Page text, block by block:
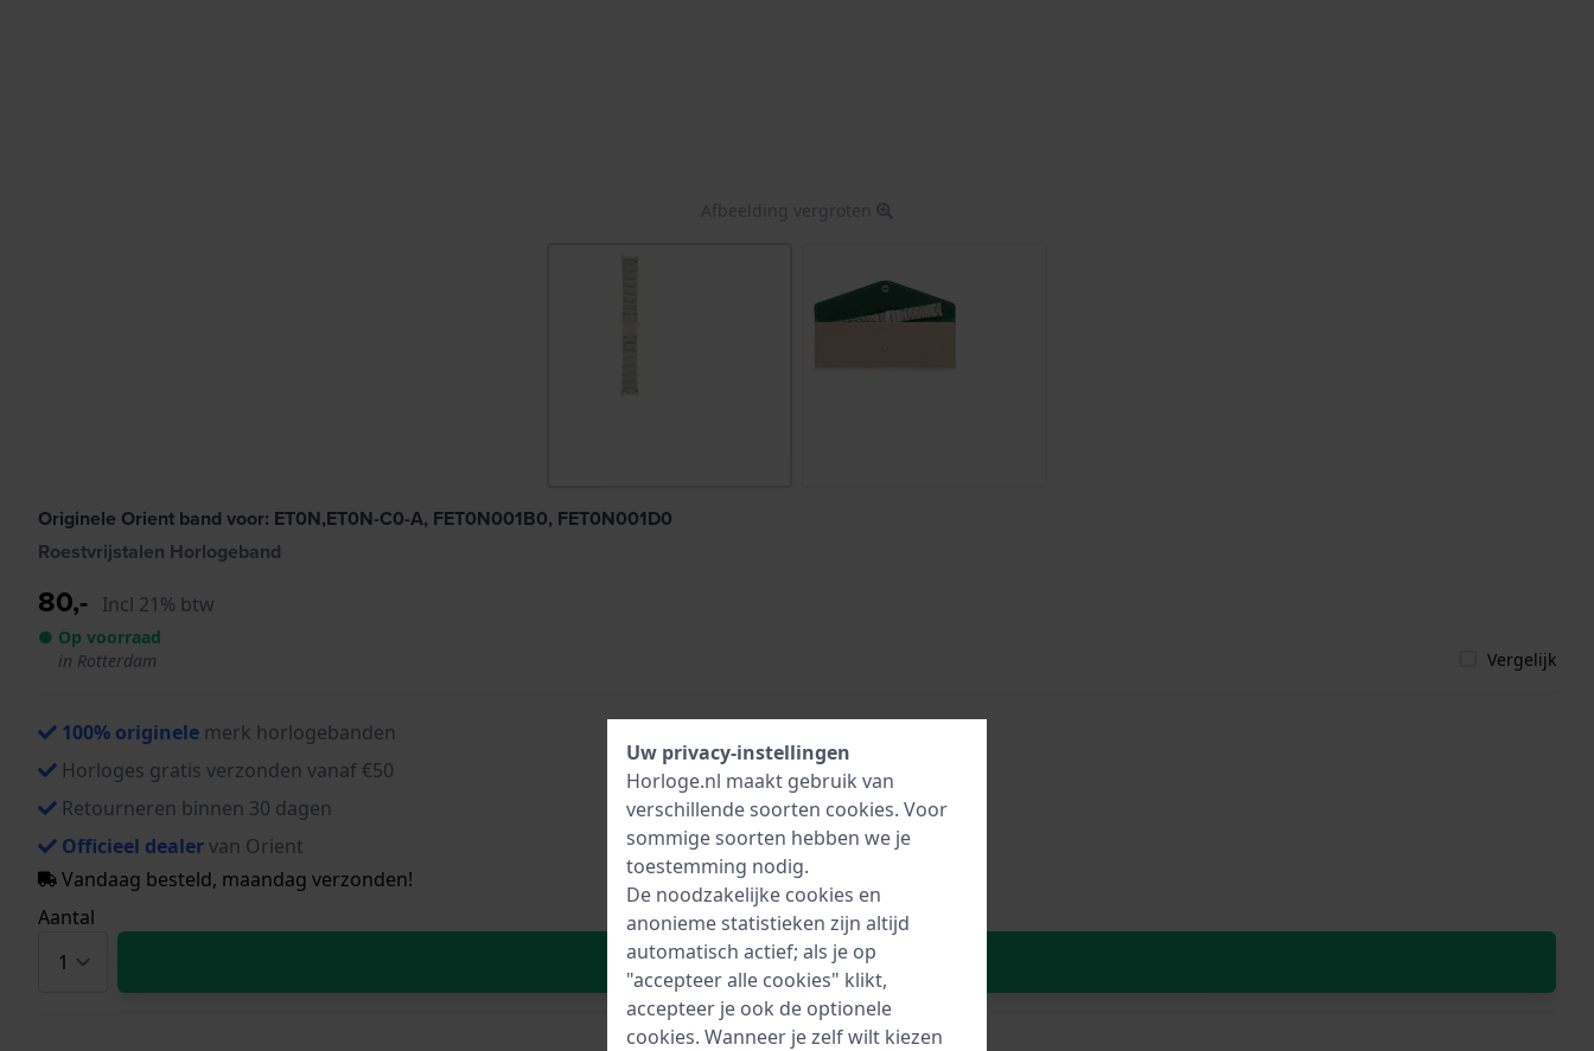
Afbeelding vergroten
Originele Orient band voor: ET0N,ET0N-C0-A, FET0N001B0, FET0N001D0
Roestvrijstalen Horlogeband
80,- Incl 21% btw
● Op voorraad
in Rotterdam
Vergelijk
100% originele merk horlogebanden
Horloges gratis verzonden vanaf €50
Retourneren binnen 30 dagen
Officieel dealervan Orient
Vandaag besteld, maandag verzonden!
Aantal
In Winkelwagen
Uw privacy-instellingen
Horloge.nl maakt gebruik van
verschillende soorten cookies. Voor
sommige soorten hebben we je
toestemming nodig.
De noodzakelijke cookies en
anonieme statistieken zijn altijd
automatisch actief; als je op
"accepteer alle cookies" klikt,
accepteer je ook de optionele
cookies. Wanneer je zelf wilt kiezen